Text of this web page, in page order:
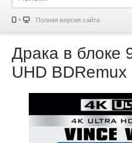
Полная версия сайта
Драка в блоке
UHD BDRemux